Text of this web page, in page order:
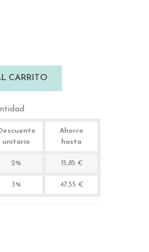
CARRITO
unitario
Ahorro
hasta
2% 15,85 €
3% 47,55 €